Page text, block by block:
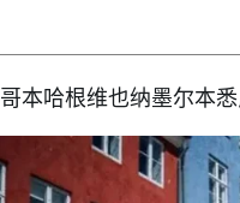
哥本哈根维也纳墨尔本